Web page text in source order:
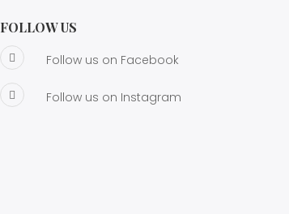
FOLLOW US
Follow us on Facebook
Follow us on Instagram